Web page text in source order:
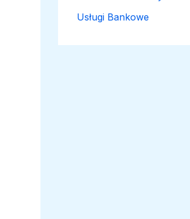
Usługi Bankowe